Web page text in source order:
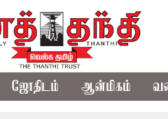
ஜோதிடம் ஆன்மிகம்